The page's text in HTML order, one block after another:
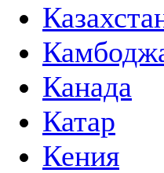
Канада
Катар
Кения